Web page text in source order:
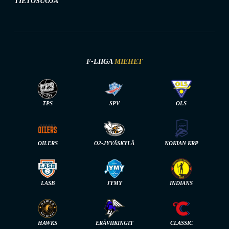
F-LIIGA MIEHET
TPS SPV OLS
OILERS O2-JYVÄSKYLÄ NOKIAN KRP
LASB JYMY INDIANS
HAWKS ERÄVIIKINGIT CLASSIC